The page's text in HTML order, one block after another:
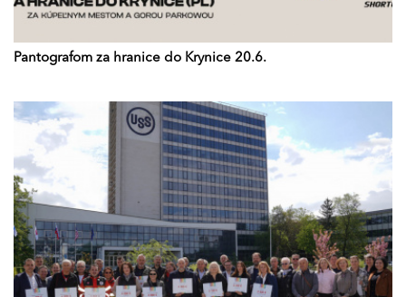
Pantografom za hranice do Krynice 20.6.